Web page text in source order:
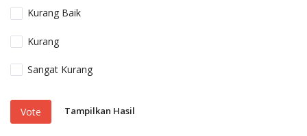
Kurang Baik
Kurang
Sangat Kurang
Vote Tampilkan Hasil